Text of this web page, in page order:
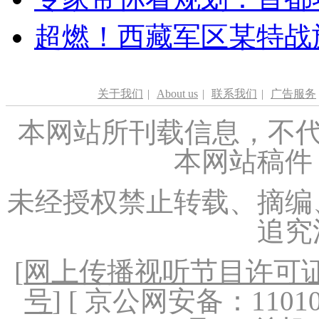
超燃！西藏军区某特
关于我们 | About us | 联系我们 | 广告服务
本网站所刊载信息，不
本网站稿
未经授权禁止转载、摘
追
[网上传播视听节目许可
号] [ 京公网安备：